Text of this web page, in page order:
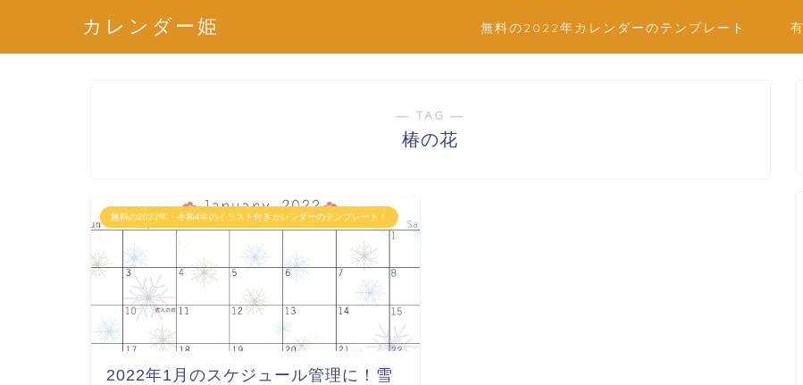
カレンダー姫 無料の2022年カレンダーのテンプレート
― TAG ―
椿の花
無料の2022年・令和4年のイラスト付きカレンダーのテンプレート！
2022年1月のスケジュール管理に！雪